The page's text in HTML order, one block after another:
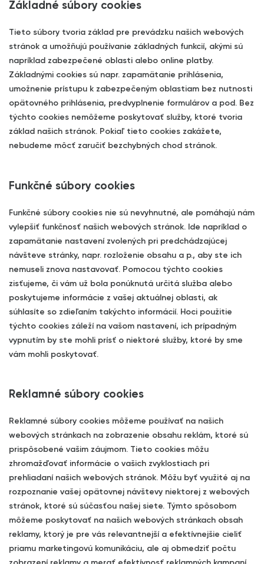
Základné súbory cookies
Tieto súbory tvoria základ pre prevádzku našich webových
stránok a umožňujú používanie základných funkcií, akými sú
napríklad zabezpečené oblasti alebo online platby.
Základnými cookies sú napr. zapamätanie prihlásenia,
umožnenie prístupu k zabezpečeným oblastiam bez nutnosti
opätovného prihlásenia, predvyplnenie formulárov a pod. Bez
týchto cookies nemôžeme poskytovať služby, ktoré tvoria
základ našich stránok. Pokiaľ tieto cookies zakážete,
nebudeme môcť zaručiť bezchybných chod stránok.
Funkčné súbory cookies
Funkčné súbory cookies nie sú nevyhnutné, ale pomáhajú nám
vylepšiť funkčnosť našich webových stránok. Ide napríklad o
zapamätanie nastavení zvolených pri predchádzajúcej
návšteve stránky, napr. rozloženie obsahu a p., aby ste ich
nemuseli znova nastavovať. Pomocou týchto cookies
zisťujeme, či vám už bola ponúknutá určitá služba alebo
poskytujeme informácie z vašej aktuálnej oblasti, ak
súhlasíte so zdieľaním takýchto informácií. Hoci použitie
týchto cookies záleží na vašom nastavení, ich prípadným
vypnutím by ste mohli prísť o niektoré služby, ktoré by sme
vám mohli poskytovať.
Reklamné súbory cookies
Reklamné súbory cookies môžeme používať na našich
webových stránkach na zobrazenie obsahu reklám, ktoré sú
prispôsobené vašim záujmom. Tieto cookies môžu
zhromažďovať informácie o vašich zvyklostiach pri
prehliadaní našich webových stránok. Môžu byť využité aj na
rozpoznanie vašej opätovnej návštevy niektorej z webových
stránok, ktoré sú súčasťou našej siete. Týmto spôsobom
môžeme poskytovať na našich webových stránkach obsah
reklamy, ktorý je pre vás relevantnejší a efektívnejšie cieliť
priamu marketingovú komunikáciu, ale aj obmedziť počtu